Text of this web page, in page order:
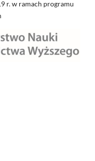
r. w ramach programu